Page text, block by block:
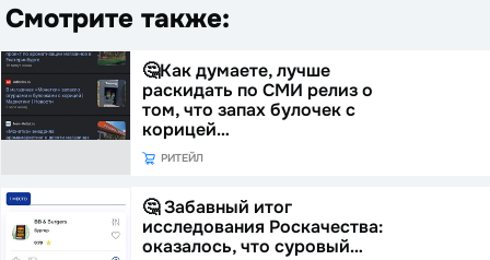
Смотрите также:
🤔Как думаете, лучше
раскидать по СМИ релиз о
том, что запах булочек с
корицей…
РИТЕЙЛ
🤔 Забавный итог
исследования Роскачества:
оказалось, что суровый…